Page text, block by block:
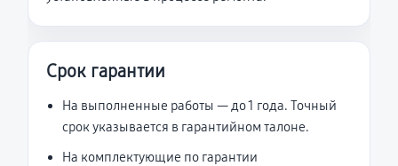
Срок гарантии
На выполненные работы — до 1 года. Точный
срок указывается в гарантийном талоне.
На комплектующие по гарантии